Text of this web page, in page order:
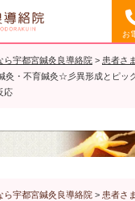
お
ら宇都宮鍼灸良導絡院 > 患者さ
・不育鍼灸☆彡異形成とピッ
応
ら宇都宮鍼灸良導絡院 > 患者さ